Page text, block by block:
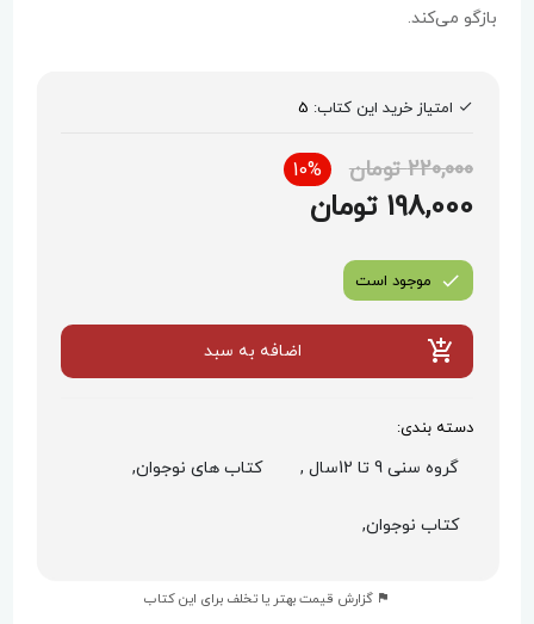
بازگو می‌کند.
امتیاز خرید این کتاب: 5
220,000 تومان 10%
198,000 تومان
موجود است
اضافه به سبد
دسته بندی:
گروه سنی 9 تا 12سال , کتاب های نوجوان,
کتاب نوجوان,
گزارش قیمت بهتر یا تخلف برای این کتاب